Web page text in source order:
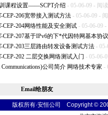
课程设置——SCPT介绍 - 05-06-09 - 阅
CEP-206宽带接入测试方法 - 05-06-09 -
CEP-204网络性能及安全测试 - 05-06-09
CEP-207基于IPv6的下*代因特网基本协
CEP-203三层路由转发设备测试方法 -
CEP-202 二层交换网络测试入门 - 05-06-
公司简介 网络技术专家 -
Email给朋友
版权所有·安恒公司 Copyright ©